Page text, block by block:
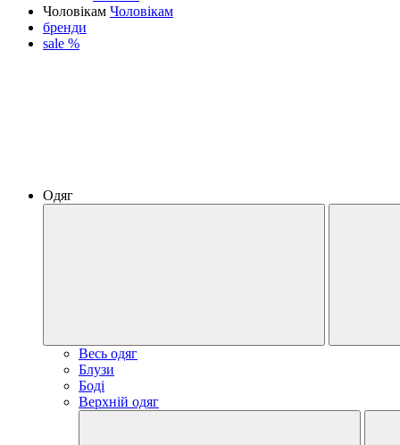
Чоловікам Чоловікам
бренди
sale %
Одяг
Весь одяг
Блузи
Боді
Верхній одяг